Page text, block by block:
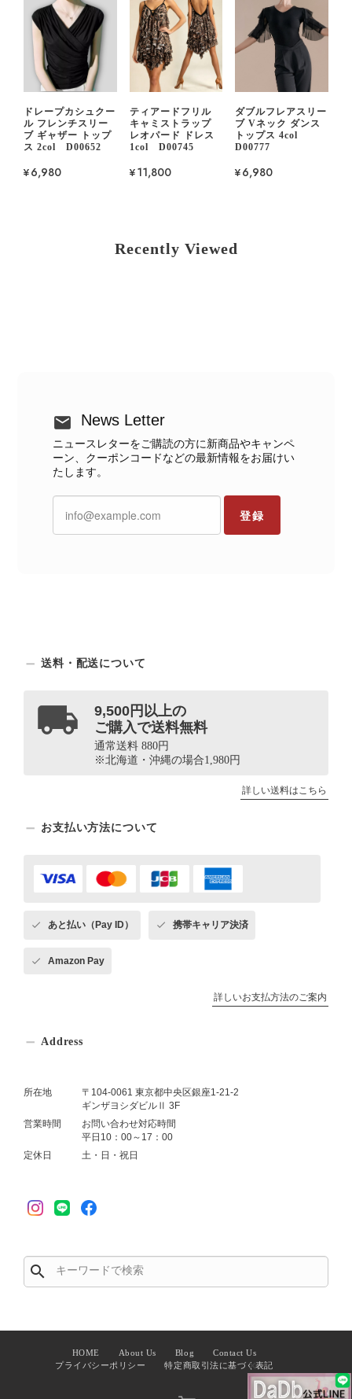
ドレープカシュクー
ル フレンチスリー
ブ ギャザー トップ
ス 2col D00652
¥6,980
ティアードフリル
キャミストラップ
レオパード ドレス
1col D00745
¥11,800
ダブルフレアスリー
ブ Vネック ダンス
トップス 4col
D00777
¥6,980
Recently Viewed
News Letter
ニュースレターをご購読の方に新商品やキャンペ
ーン、クーポンコードなどの最新情報をお届けい
たします。
登録
送料・配送について
9,500円以上の
ご購入で送料無料
通常送料 880円
※北海道・沖縄の場合1,980円
詳しい送料はこちら
お支払い方法について
あと払い（Pay ID） 携帯キャリア決済
Amazon Pay
詳しいお支払方法のご案内
Address
所在地
〒104-0061 東京都中央区銀座1-21-2
ギンザヨシダビルⅡ 3F
営業時間
お問い合わせ対応時間
平日10：00～17：00
定休日
土・日・祝日
search
HOME About Us Blog
Contact Us
プライバシーポリシー
特定商取引法に基づく表記
✕